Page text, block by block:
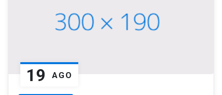
19 AGO